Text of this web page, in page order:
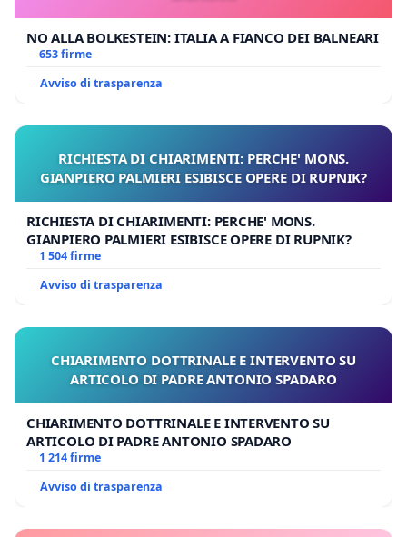
NO ALLA BOLKESTEIN: ITALIA A FIANCO DEI BALNEARI
653 firme
Avviso di trasparenza
RICHIESTA DI CHIARIMENTI: PERCHE' MONS.
GIANPIERO PALMIERI ESIBISCE OPERE DI RUPNIK?
RICHIESTA DI CHIARIMENTI: PERCHE' MONS.
GIANPIERO PALMIERI ESIBISCE OPERE DI RUPNIK?
1 504 firme
Avviso di trasparenza
CHIARIMENTO DOTTRINALE E INTERVENTO SU
ARTICOLO DI PADRE ANTONIO SPADARO
CHIARIMENTO DOTTRINALE E INTERVENTO SU
ARTICOLO DI PADRE ANTONIO SPADARO
1 214 firme
Avviso di trasparenza